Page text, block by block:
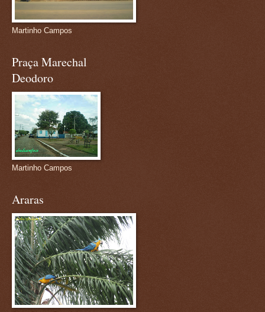
Martinho Campos
Praça Marechal
Deodoro
Martinho Campos
Araras